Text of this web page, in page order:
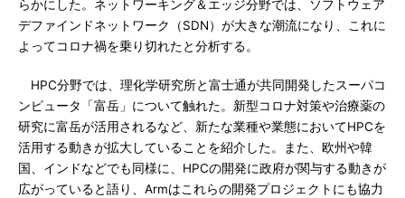
らかにした。ネットワーキング＆エッジ分野では、ソフトウェア
デファインドネットワーク（SDN）が大きな潮流になり、これに
よってコロナ禍を乗り切れたと分析する。
HPC分野では、理化学研究所と富士通が共同開発したスーパコ
ンピュータ「富岳」について触れた。新型コロナ対策や治療薬の
研究に富岳が活用されるなど、新たな業種や業態においてHPCを
活用する動きが拡大していることを紹介した。また、欧州や韓
国、インドなどでも同様に、HPCの開発に政府が関与する動きが
広がっていると語り、Armはこれらの開発プロジェクトにも協力